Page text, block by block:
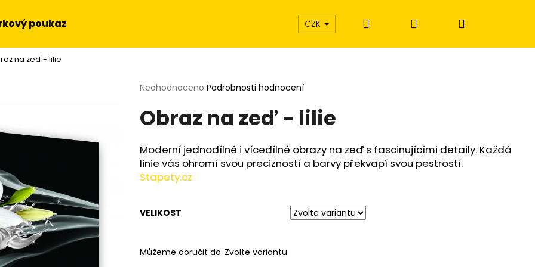
poukaz CZK Hledat PřihlášeníNákupní
na zeď - lilie
Průměrné
produktu
je
z
5
hvězdiček.
Neohodnoceno Podrobnosti hodnocení
Obraz na zeď - lilie
Moderní jednodílné i vícedílné obrazy na zeď s fascinujícími detaily. Každá
linie vás ohromí svou precizností a barvy překvapí svou pestrostí.
Stapety.cz
VELIKOST
Můžeme doručit do: Zvolte variantu
Co potřebujete najít?
HLEDAT
NA STĚNU - SLUNEČNICE
OBRAZ - HUDEBNÍ EXTÁZE